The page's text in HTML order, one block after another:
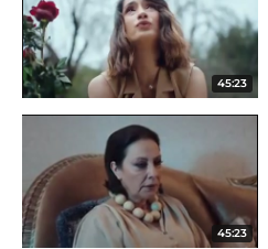
45:23
45:23